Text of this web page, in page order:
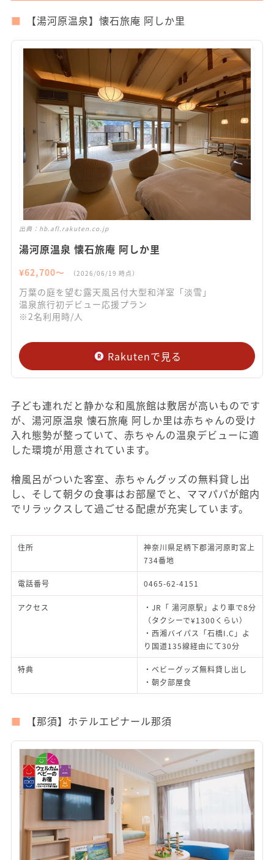
【湯河原温泉】懐石旅庵 阿しか里
出典： hb.afl.rakuten.co.jp
湯河原温泉 懐石旅庵 阿しか里
¥62,700〜 （2026/06/19 時点）
万葉の庭を望む露天風呂付大型和洋室「淡雪」
温泉旅行初デビュー応援プラン
※2名利用時/人
Rakutenで見る
子ども連れだと静かな和風旅館は敷居が高いものです
が、湯河原温泉 懐石旅庵 阿しか里は赤ちゃんの受け
入れ態勢が整っていて、赤ちゃんの温泉デビューに適
した環境が用意されています。
檜風呂がついた客室、赤ちゃんグッズの無料貸し出
し、そして朝夕の食事はお部屋でと、ママパパが館内
でリラックスして過ごせる配慮が充実しています。
住所
神奈川県足柄下郡湯河原町宮上
734番地
電話番号 0465-62-4151
アクセス
・JR「 湯河原駅」より車で8分
（タクシーで¥1300くらい）
・西湘バイパス「石橋I.C」よ
り国道135線経由にて30分
特典
・ベビーグッズ無料貸し出し
・朝夕部屋食
【那須】ホテルエピナール那須